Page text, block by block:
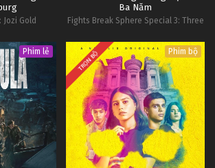
7
Phá Thương Khung Ngoại Truyện Tập 6
6
Phá Thương Khung Ngoại Truyện Tập 5
5
Phá Thương Khung Ngoại Truyện Tập 4
Jozi Gold
Ba Năm
Fights Break Sphere Special 3: Three
Phim lẻ
TRỌN BỘ Phim bộ